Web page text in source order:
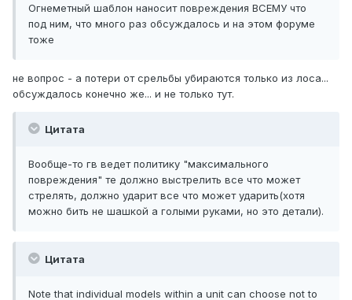
Огнеметный шаблон наносит повреждения ВСЕМУ что
под ним, что много раз обсуждалось и на этом форуме
тоже
не вопрос - а потери от срельбы убираются только из лоса...
обсуждалось конечно же... и не только тут.
Цитата
Вообще-то гв ведет политику "максимального
повреждения" те должно выстрелить все что может
стрелять, должно ударит все что может ударить(хотя
можно бить не шашкой а голыми руками, но это детали).
Цитата
Note that individual models within a unit can choose not to